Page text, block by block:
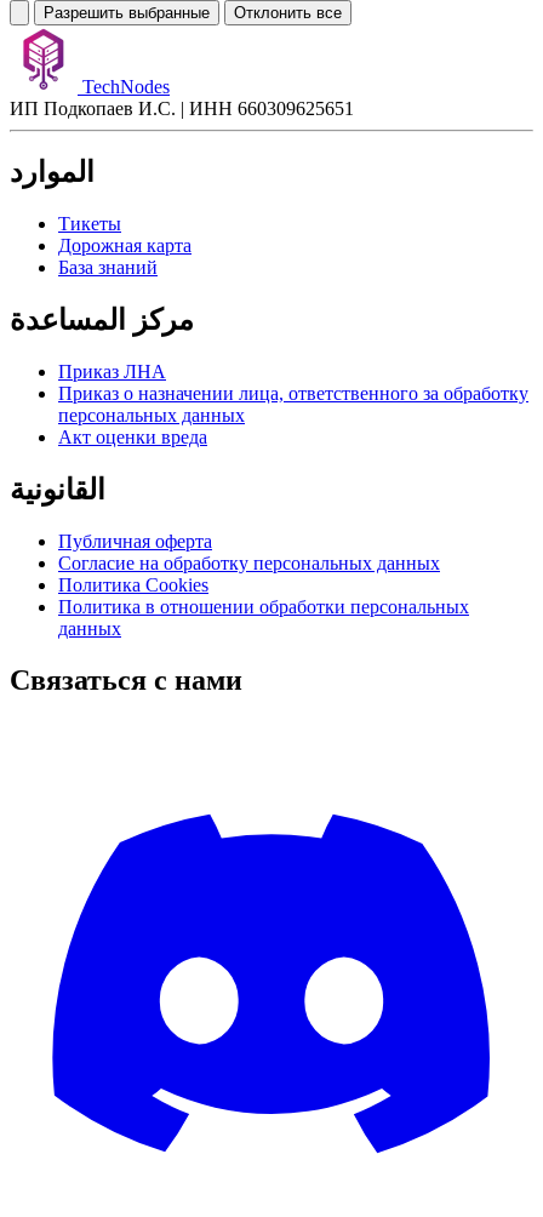
Разрешить выбранные Отклонить все
TechNodes
ИП Подкопаев И.С. | ИНН 660309625651
الموارد
Тикеты
Дорожная карта
База знаний
مركز المساعدة
Приказ ЛНА
Приказ о назначении лица, ответственного за обработку
персональных данных
Акт оценки вреда
القانونية
Публичная оферта
Согласие на обработку персональных данных
Политика Cookies
Политика в отношении обработки персональных
данных
Связаться с нами